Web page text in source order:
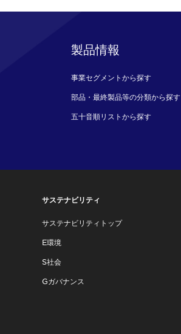
製品情報
事業セグメントから探す
部品・最終製品等の分類から探す
五十音順リストから探す
サステナビリティ
サステナビリティトップ
E環境
S社会
Gガバナンス